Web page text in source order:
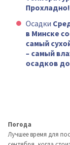
Прохладно!
Осадки
в Минске
самый
– самый
осадков
Погода
Лучшее время для